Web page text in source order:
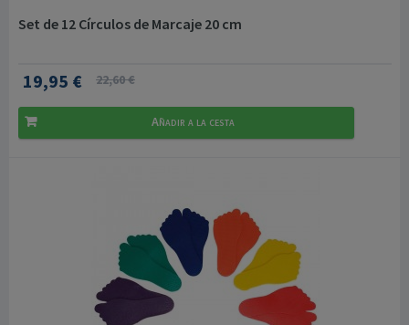
Set de 12 Círculos de Marcaje 20 cm
19,95 € 22,60 €
Añadir a la cesta